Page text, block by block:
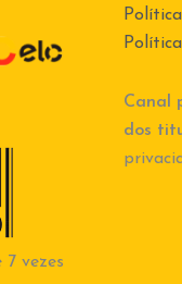
vezes
Canal
dos